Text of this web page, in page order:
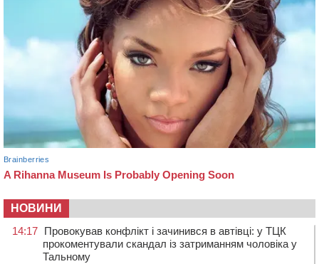
НОВИНИ
14:17 Провокував конфлікт і зачинився в автівці: у ТЦК
прокоментували скандал із затриманням чоловіка у
Тальному